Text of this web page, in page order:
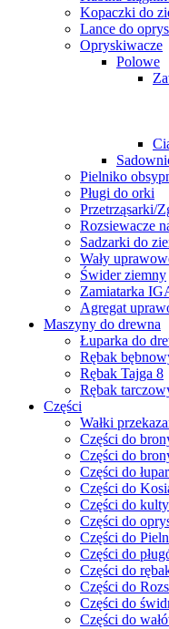
Kopaczki do
Lance do
Opryskiwacze
Polowe
Pielniko
Pługi do orki
Przetrząsarki/
Rozsiewacze
Sadzarki do
Wały
Świder ziemny
Zamiatarka
Agregat
Maszyny do drewna
Łuparka do
Rębak
Rębak Tajga 8
Rębak
Części
Wałki
Części do
Części do
Części do
Części do
Części do
Części do
Części do
Części do
Części do
Części do
Części do
Części do